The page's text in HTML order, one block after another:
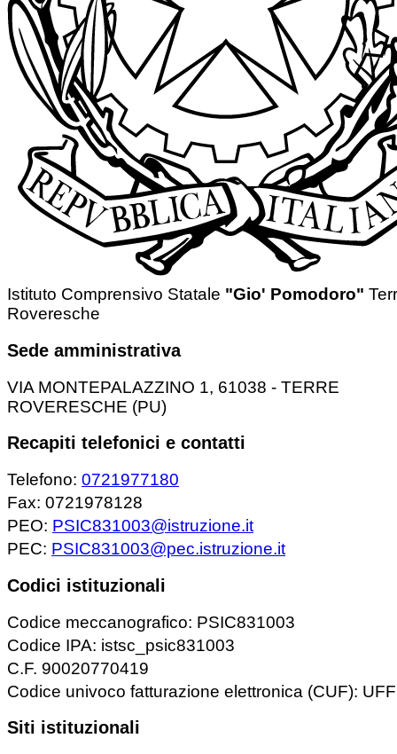
Istituto Comprensivo Statale "Gio' Pomodoro"
Roveresche
Sede amministrativa
VIA MONTEPALAZZINO 1, 61038 - TERRE
ROVERESCHE (PU)
Recapiti telefonici e contatti
Telefono: 0721977180
Fax: 0721978128
PEO: PSIC831003@istruzione.it
PEC: PSIC831003@pec.istruzione.it
Codici istituzionali
Codice meccanografico: PSIC831003
Codice IPA: istsc_psic831003
C.F. 90020770419
Codice univoco fatturazione elettronica (CUF):
Siti istituzionali